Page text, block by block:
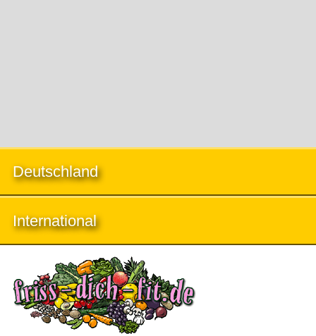
Deutschland
International